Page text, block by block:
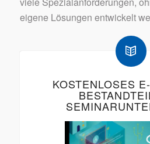
eigene Lösungen entwickelt
KOSTENLOSES